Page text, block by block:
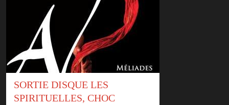
SORTIE DISQUE LES
SPIRITUELLES, CHOC